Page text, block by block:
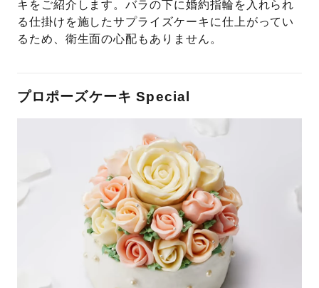
キをご紹介します。バラの下に婚約指輪を入れられ
る仕掛けを施したサプライズケーキに仕上がってい
るため、衛生面の心配もありません。
プロポーズケーキ Special